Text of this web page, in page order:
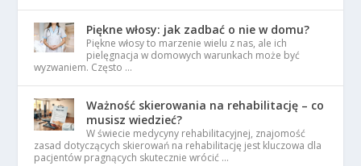
Piękne włosy: jak zadbać o nie w domu?
Piękne włosy to marzenie wielu z nas, ale ich
pielęgnacja w domowych warunkach może być
wyzwaniem. Często …
Ważność skierowania na rehabilitację – co
musisz wiedzieć?
W świecie medycyny rehabilitacyjnej, znajomość
zasad dotyczących skierowań na rehabilitację jest kluczowa dla
pacjentów pragnących skutecznie wrócić …